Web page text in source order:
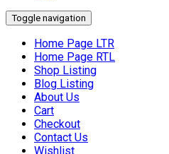
Toggle navigation
Home Page LTR
Home Page RTL
Shop Listing
Blog Listing
About Us
Cart
Checkout
Contact Us
Wishlist